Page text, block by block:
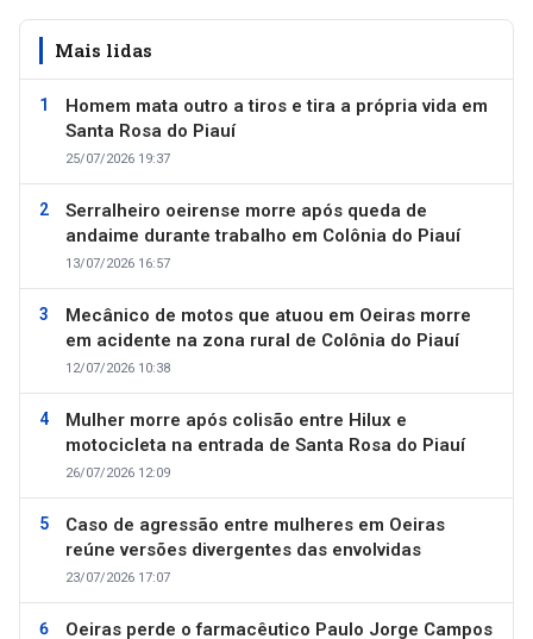
Mais lidas
Homem mata outro a tiros e tira a própria vida em
Santa Rosa do Piauí
25/07/2026 19:37
Serralheiro oeirense morre após queda de
andaime durante trabalho em Colônia do Piauí
13/07/2026 16:57
Mecânico de motos que atuou em Oeiras morre
em acidente na zona rural de Colônia do Piauí
12/07/2026 10:38
Mulher morre após colisão entre Hilux e
motocicleta na entrada de Santa Rosa do Piauí
26/07/2026 12:09
Caso de agressão entre mulheres em Oeiras
reúne versões divergentes das envolvidas
23/07/2026 17:07
Oeiras perde o farmacêutico Paulo Jorge Campos